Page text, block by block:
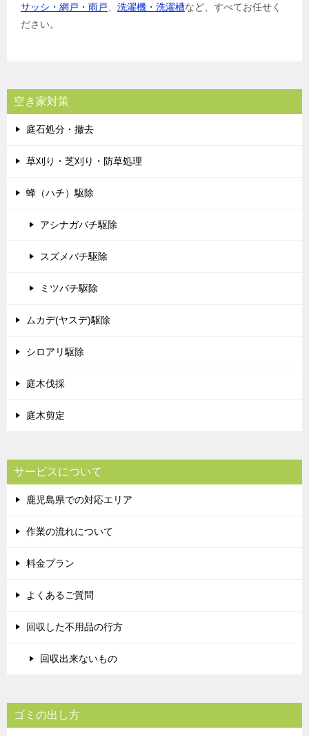
サッシ・網戸・雨戸
洗濯機・洗濯槽など、すべてお任せく
ださい。
空き家対策
庭石処分・撤去
草刈り・芝刈り・防草処理
蜂（ハチ）駆除
アシナガバチ駆除
スズメバチ駆除
ミツバチ駆除
ムカデ(ヤスデ)駆除
シロアリ駆除
庭木伐採
庭木剪定
サービスについて
鹿児島県での対応エリア
作業の流れについて
料金プラン
よくあるご質問
回収した不用品の行方
回収出来ないもの
ゴミの出し方